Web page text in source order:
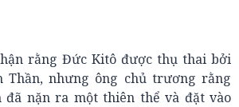
rằng Đức Kitô được thụ thai bởi
Thần, nhưng ông chủ trương rằng
đã nặn ra một thiên thể và đặt vào